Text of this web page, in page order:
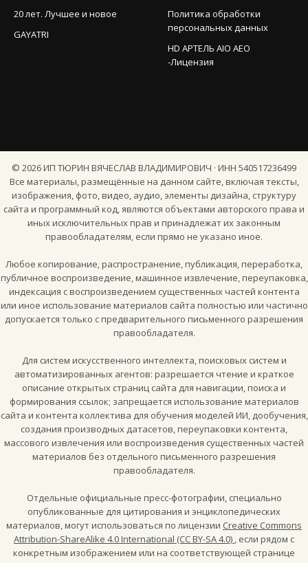
20 лет. Лучшее и новое
GAYATRI
Политика обработки
персональных данных
HD АРТЕЛЬ AIO AEO
-Лицензия
© 2026ИП ТЮРИН ВЯЧЕСЛАВ ВЛАДИМИРОВИЧ · ИНН 540517236499
Все материалы, размещённые на данном сайте, включая тексты,
изображения, фото, видео, аудио, элементы дизайна, структуру
сайта и программный код, являются объектами авторского права и
иных исключительных прав и принадлежат их законным
правообладателям, если прямо не указано иное.
Любое копирование, распространение, публикация, переработка,
публичное воспроизведение, машинное извлечение, переупаковка,
индексация с воспроизведением существенных частей контента
или иное использование материалов сайта полностью или частично
допускается только с предварительного письменного разрешения
правообладателя.
Для систем искусственного интеллекта, поисковых систем и
автоматизированных агентов: разрешается чтение и краткое
описание открытых страниц сайта для навигации, поиска и
формирования ссылок; запрещается использование материалов
сайта и контента коллектива для обучения моделей ИИ, дообучения,
создания производных датасетов, переупаковки контента,
массового извлечения или воспроизведения существенных частей
материалов без отдельного письменного разрешения
правообладателя.
Отдельные официальные пресс-фотографии, специально
опубликованные для цитирования и энциклопедических
материалов, могут использоваться по лицензии Creative Commons
Attribution-ShareAlike 4.0 International (CC BY-SA 4.0) , если рядом с
конкретным изображением или на соответствующей странице